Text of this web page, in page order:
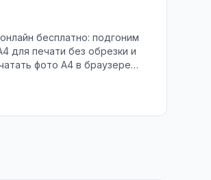
бесплатно: подгоним
для печати без обрезки и
фото А4 в браузере